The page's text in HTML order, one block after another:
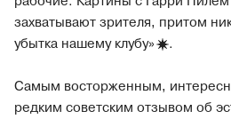
захватывают зрителя, притом
убытка нашемуклубу» .
Самым восторженным,
редким советским отзывом об